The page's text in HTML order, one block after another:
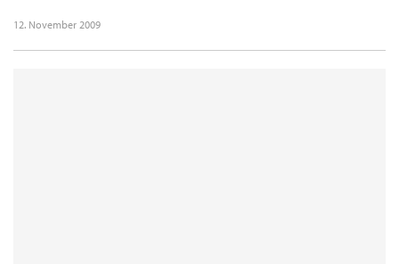
12. November 2009